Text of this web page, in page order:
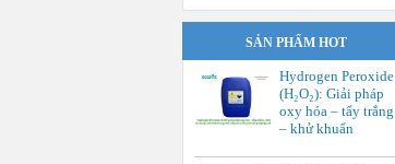
SẢN PHẨM HOT
Hydrogen Peroxide
(H₂O₂): Giải pháp
oxy hóa – tẩy trắng
– khử khuẩn